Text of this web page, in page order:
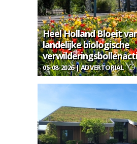
Heel Holland Bloeit
landelijke biologische
05-08-2026 | ADVERTORIAL